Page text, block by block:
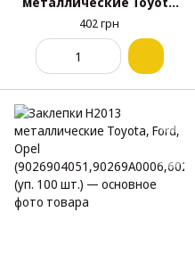
(9026906013,9026906012)
(уп. 100 шт.)
402 грн